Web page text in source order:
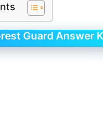
Guard Answer